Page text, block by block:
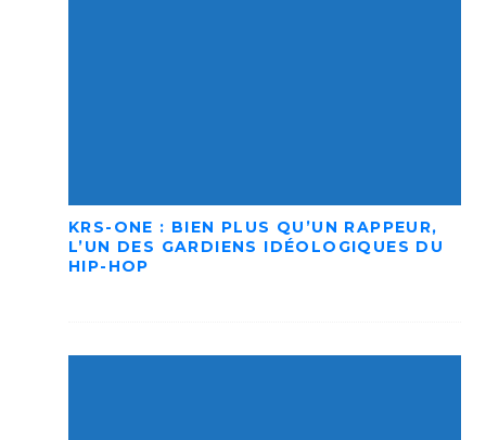
KRS-ONE : BIEN PLUS QU’UN RAPPEUR,
L’UN DES GARDIENS IDÉOLOGIQUES DU
HIP-HOP